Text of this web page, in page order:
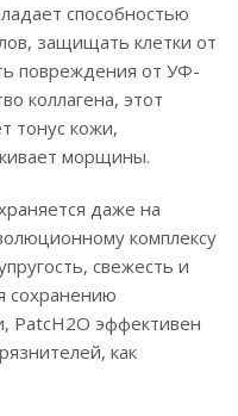
способностью
защищать клетки от
повреждения от УФ-
коллагена, этот
тонус кожи,
морщины.
даже на
комплексу
свежесть и
сохранению
PatcH2O эффективен
как